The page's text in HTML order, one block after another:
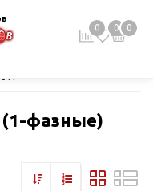
0 0 0
фазные)